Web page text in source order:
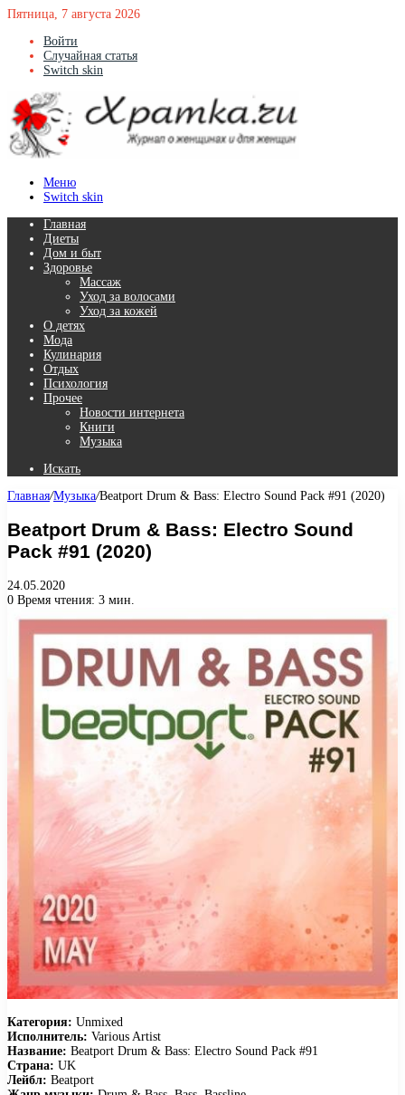
Пятница, 7 августа 2026
Войти
Случайная статья
Switch skin
Меню
Switch skin
Главная
Диеты
Дом и быт
Здоровье
Массаж
Уход за волосами
Уход за кожей
О детях
Мода
Кулинария
Отдых
Психология
Прочее
Новости интернета
Книги
Музыка
Искать
Главная/Музыка/Beatport Drum & Bass: Electro Sound Pack #91 (2020)
Beatport Drum & Bass: Electro Sound
Pack #91 (2020)
24.05.2020
0 Время чтения: 3 мин.
Категория: Unmixed
Исполнитель: Various Artist
Название: Beatport Drum & Bass: Electro Sound Pack #91
Страна: UK
Лейбл: Beatport